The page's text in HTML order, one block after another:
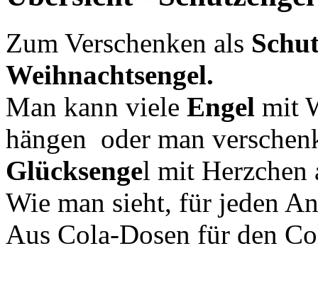
Zum Verschenken als
Weihnachtsengel.
Man kann viele Engel mit
hängen oder man
Glücksengel mit Herzchen
Wie man sieht, für jeden
Aus Cola-Dosen für den